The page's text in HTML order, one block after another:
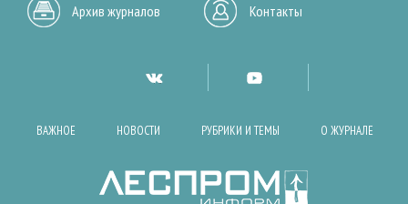
Архив журналов Контакты
ВАЖНОЕ НОВОСТИ РУБРИКИ И ТЕМЫ О ЖУРНАЛЕ